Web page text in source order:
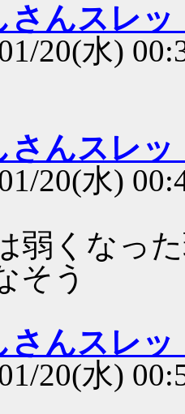
さんスレ
01/20(水)
さんスレ
01/20(水)
弱くなっ
そう
さんスレ
01/20(水)